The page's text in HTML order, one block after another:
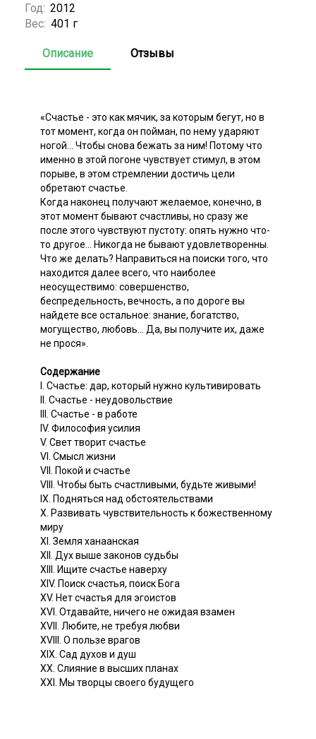
Год: 2012
Вес: 401 г
Описание Отзывы
«Счастье - это как мячик, за которым бегут, но в
тот момент, когда он пойман, по нему ударяют
ногой... Чтобы снова бежать за ним! Потому что
именно в этой погоне чувствует стимул, в этом
порыве, в этом стремлении достичь цели
обретают счастье.
Когда наконец получают желаемое, конечно, в
этот момент бывают счастливы, но сразу же
после этого чувствуют пустоту: опять нужно что-
то другое... Никогда не бывают удовлетворенны.
Что же делать? Направиться на поиски того, что
находится далее всего, что наиболее
неосуществимо: совершенство,
беспредельность, вечность, а по дороге вы
найдете все остальное: знание, богатство,
могущество, любовь... Да, вы получите их, даже
не прося».
Содержание
I. Счастье: дар, который нужно культивировать
II. Счастье - неудовольствие
III. Счастье - в работе
IV. Философия усилия
V. Свет творит счастье
VI. Смысл жизни
VII. Покой и счастье
VIII. Чтобы быть счастливыми, будьте живыми!
IX. Подняться над обстоятельствами
X. Развивать чувствительность к божественному
миру
XI. Земля ханаанская
XII. Дух выше законов судьбы
XIII. Ищите счастье наверху
XIV. Поиск счастья, поиск Бога
XV. Нет счастья для эгоистов
XVI. Отдавайте, ничего не ожидая взамен
XVII. Любите, не требуя любви
XVIII. О пользе врагов
XIX. Сад духов и душ
XX. Слияние в высших планах
XXI. Мы творцы своего будущего